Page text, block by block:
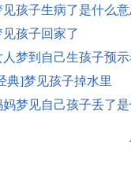
见孩子生病了是什么意
见孩子回家了
人梦到自己生孩子预
典]梦见孩子掉水里
妈梦见自己孩子丢了